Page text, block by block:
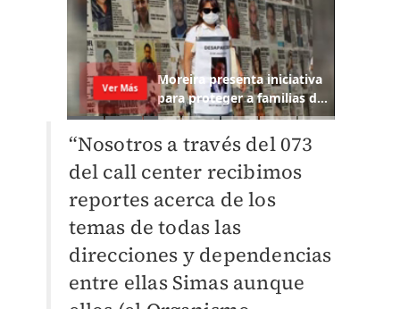
“Nosotros a través del 073
del call center recibimos
reportes acerca de los
temas de todas las
direcciones y dependencias
entre ellas Simas aunque